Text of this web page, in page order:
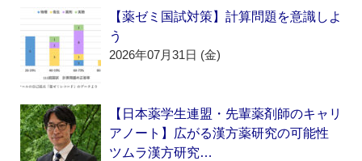
【薬ゼミ国試対策】計算問題を意識しよ
う
2026年07月31日 (金)
【日本薬学生連盟・先輩薬剤師のキャリ
アノート】広がる漢方薬研究の可能性
ツムラ漢方研究…